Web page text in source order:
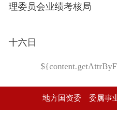
理委员会业绩考核局
二〇〇
十六日
地方国资委 委属事